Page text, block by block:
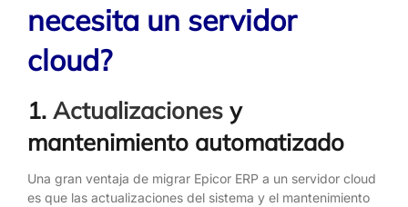
necesita un servidor
cloud?
1. Actualizaciones y
mantenimiento automatizado
Una gran ventaja de migrar Epicor ERP a un servidor cloud
es que las actualizaciones del sistema y el mantenimiento